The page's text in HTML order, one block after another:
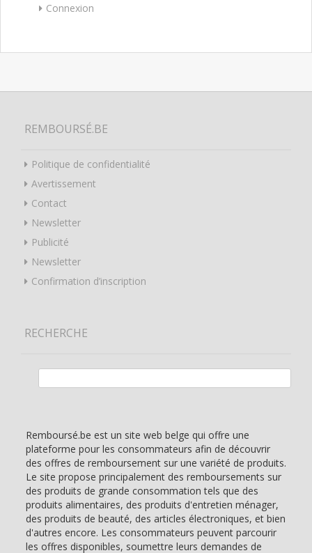
Connexion
REMBOURSÉ.BE
Politique de confidentialité
Avertissement
Contact
Newsletter
Publicité
Newsletter
Confirmation d’inscription
RECHERCHE
Remboursé.be est un site web belge qui offre une
plateforme pour les consommateurs afin de découvrir
des offres de remboursement sur une variété de produits.
Le site propose principalement des remboursements sur
des produits de grande consommation tels que des
produits alimentaires, des produits d'entretien ménager,
des produits de beauté, des articles électroniques, et bien
d'autres encore. Les consommateurs peuvent parcourir
les offres disponibles, soumettre leurs demandes de